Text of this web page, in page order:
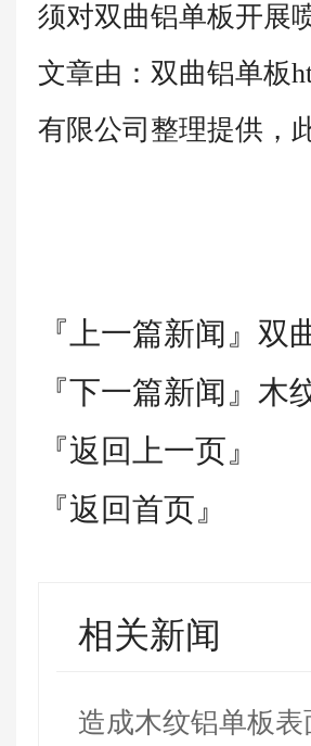
须对双曲铝单板开展
文章由：双曲铝单板
有限公司整理提供，
『上一篇新闻』 双
『下一篇新闻』 木
『返回上一页』
『返回首页』
相关新闻
造成木纹铝单板